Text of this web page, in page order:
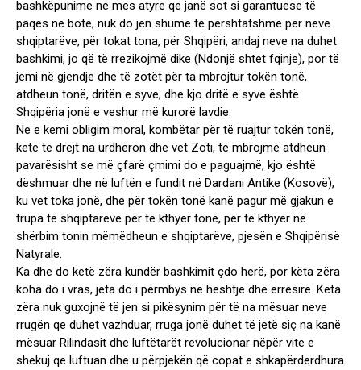
bashkëpunime ne mes atyre qe janë sot si garantuese të
paqes në botë, nuk do jen shumë të përshtatshme për neve
shqiptarëve, për tokat tona, për Shqipëri, andaj neve na duhet
bashkimi, jo që të rrezikojmë dike (Ndonjë shtet fqinje), por të
jemi në gjendje dhe të zotët për ta mbrojtur tokën tonë,
atdheun tonë, dritën e syve, dhe kjo dritë e syve është
Shqipëria jonë e veshur më kurorë lavdie.
Ne e kemi obligim moral, kombëtar për të ruajtur tokën tonë,
këtë të drejt na urdhëron dhe vet Zoti, të mbrojmë atdheun
pavarësisht se më çfarë çmimi do e paguajmë, kjo është
dëshmuar dhe në luftën e fundit në Dardani Antike (Kosovë),
ku vet toka jonë, dhe për tokën tonë kanë pagur më gjakun e
trupa të shqiptarëve për të kthyer tonë, për të kthyer në
shërbim tonin mëmëdheun e shqiptarëve, pjesën e Shqipërisë
Natyrale.
Ka dhe do ketë zëra kundër bashkimit çdo herë, por këta zëra
koha do i vras, jeta do i përmbys në heshtje dhe errësirë. Këta
zëra nuk guxojnë të jen si pikësynim për të na mësuar neve
rrugën qe duhet vazhduar, rruga jonë duhet të jetë siç na kanë
mësuar Rilindasit dhe luftëtarët revolucionar nëpër vite e
shekuj qe luftuan dhe u përpjekën që copat e shkapërderdhura